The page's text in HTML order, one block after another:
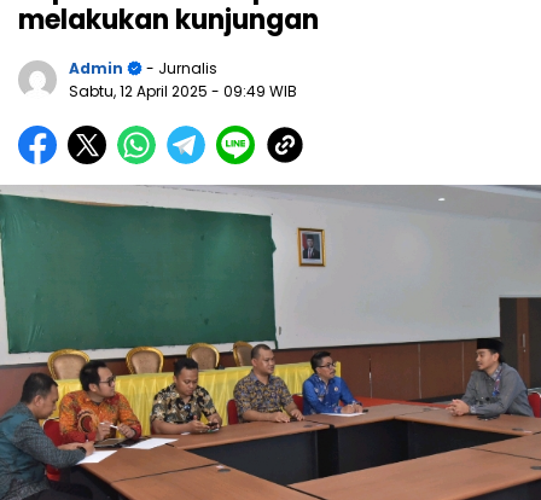
melakukan kunjungan
Admin
- Jurnalis
Sabtu, 12 April 2025 - 09:49 WIB